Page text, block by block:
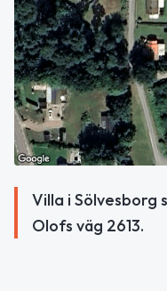
Villa i Sölvesborg
Olofs väg 2613.